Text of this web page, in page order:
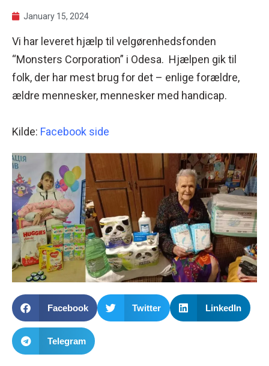
January 15, 2024
Vi har leveret hjælp til velgørenhedsfonden
“Monsters Corporation” i Odesa. Hjælpen gik til
folk, der har mest brug for det – enlige forældre,
ældre mennesker, mennesker med handicap.
Kilde: Facebook side
Facebook Twitter LinkedIn
Telegram